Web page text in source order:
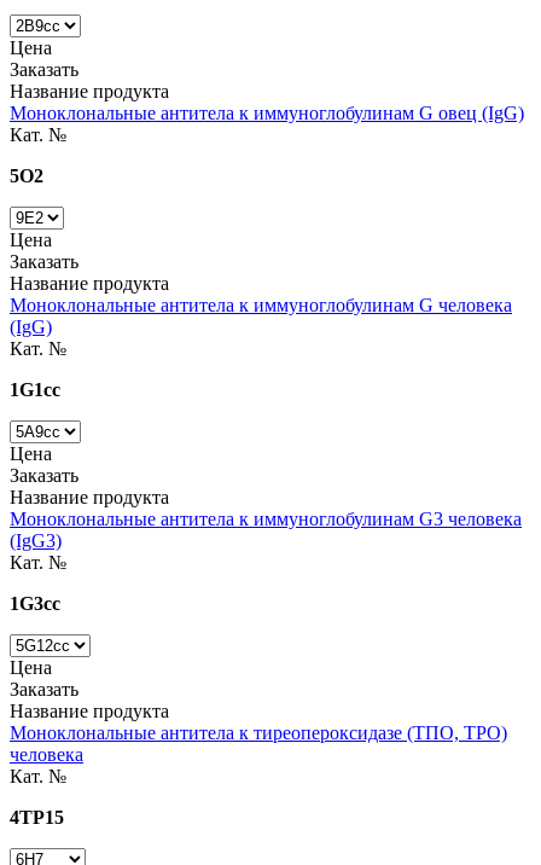
Цена
Заказать
Название продукта
Моноклональные антитела к иммуноглобулинам G овец (IgG)
Кат. №
5O2
Цена
Заказать
Название продукта
Моноклональные антитела к иммуноглобулинам G человека
(IgG)
Кат. №
1G1cc
Цена
Заказать
Название продукта
Моноклональные антитела к иммуноглобулинам G3 человека
(IgG3)
Кат. №
1G3cc
Цена
Заказать
Название продукта
Моноклональные антитела к тиреопероксидазе (ТПО, TPO)
человека
Кат. №
4TP15